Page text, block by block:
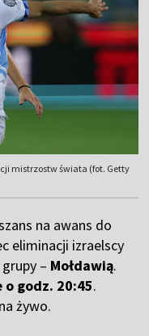
mistrzostw świata (fot. Getty
na awans do
eliminacji izraelscy
– Mołdawią.
godz. 20:45.
żywo.